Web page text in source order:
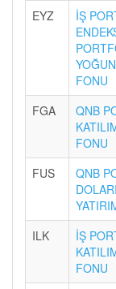
EYZ
İŞ
FONU
FGA
QNB
FONU
FUS
QNB
ILK
İŞ
FONU